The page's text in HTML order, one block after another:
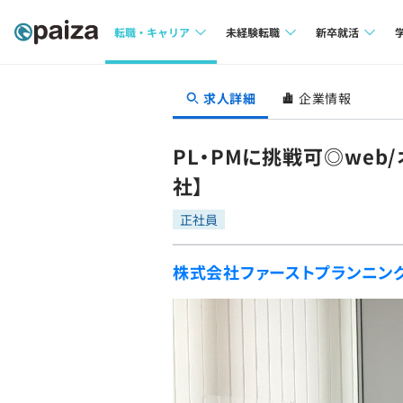
転職・キャリア
転職成功ガイド
未経験転職
求人検索
転職成功ガイド
新卒就活
本選考
インターン
インタビュー
就活成功ガイド
求人詳細 企業情報
PL・PMに挑戦可◎web/
社】
正社員
株式会社ファーストプランニン